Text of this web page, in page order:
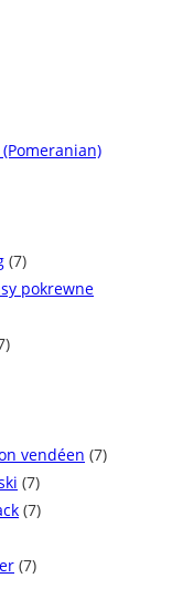
(7)
pokrewne
vendéen (7)
(7)
(7)
(7)